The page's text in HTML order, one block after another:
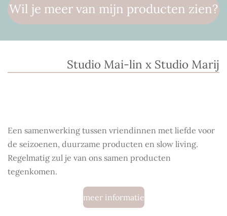
Wil je meer van mijn producten zien?
Studio Mai-lin x Studio Marij
Een samenwerking tussen vriendinnen met liefde voor
de seizoenen, duurzame producten en slow living.
Regelmatig zul je van ons samen producten
tegenkomen.
meer informatie